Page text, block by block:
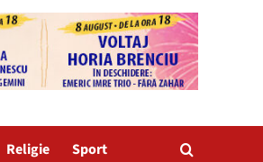
Religie Sport